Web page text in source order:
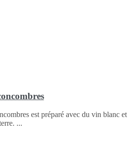
est préparé avec du vin blanc et